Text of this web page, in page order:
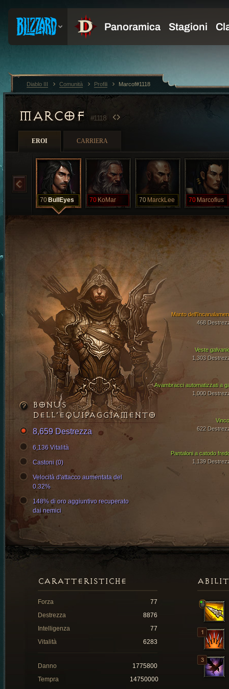
MARCOF #1118
EROI CARRIERA
70 BullEyes 70 KoMar 70 MarckLee 70 Marcofius
Veste
1,303
Avambracci automatizzati a
1,000
Manto
468
Pantaloni a catodo
1,139
622
BONUS
DELL’EQUIPAGGIAMENTO
8,659 Destrezza
6,136 Vitalità
Castoni (0)
Velocità d'attacco aumentata del
0.32%
148% di oro aggiuntivo recuperato
dai nemici
CARATTERISTICHE
Forza
77
Destrezza
8876
Intelligenza
77
Vitalità
6283
Danno
1775800
Tempra
14750000
Diablo III Comunità Profili Marcof#1118